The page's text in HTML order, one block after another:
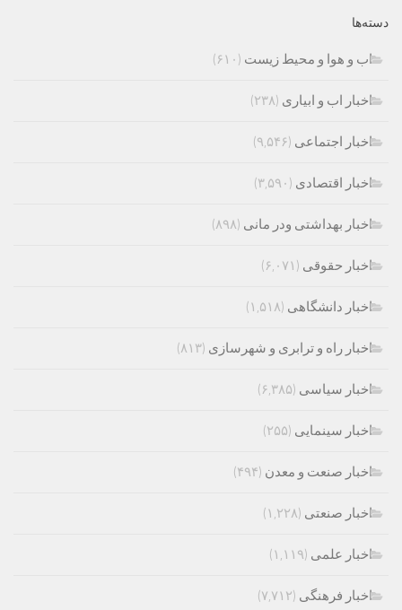
دسته‌ها
اب و هوا و محیط زیست (۶۱۰)
اخبار اب و ابیاری (۲۳۸)
اخبار اجتماعی (۹,۵۴۶)
اخبار اقتصادی (۳,۵۹۰)
اخبار بهداشتی ودر مانی (۸۹۸)
اخبار حقوقی (۶,۰۷۱)
اخبار دانشگاهی (۱,۵۱۸)
اخبار راه و ترابری و شهرسازی (۸۱۳)
اخبار سیاسی (۶,۳۸۵)
اخبار سینمایی (۲۵۵)
اخبار صنعت و معدن (۴۹۴)
اخبار صنعتی (۱,۲۲۸)
اخبار علمی (۱,۱۱۹)
اخبار فرهنگی (۷,۷۱۲)